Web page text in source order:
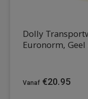
Dolly
Euronorm,
€20.95